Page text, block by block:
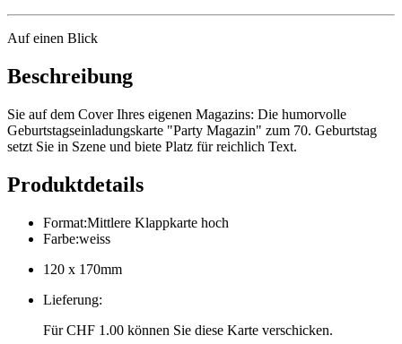
Auf einen Blick
Beschreibung
Sie auf dem Cover Ihres eigenen Magazins: Die humorvolle
Geburtstagseinladungskarte "Party Magazin" zum 70. Geburtstag
setzt Sie in Szene und biete Platz für reichlich Text.
Produktdetails
Format:Mittlere Klappkarte hoch
Farbe:weiss
120 x 170mm
Lieferung:
Für CHF 1.00 können Sie diese Karte verschicken.